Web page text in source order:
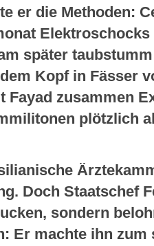
er die Methoden:
später
Kopf in Fässer
Fayad zusammen
plötzlich
Doch Staatschef
sondern
Er machte ihn